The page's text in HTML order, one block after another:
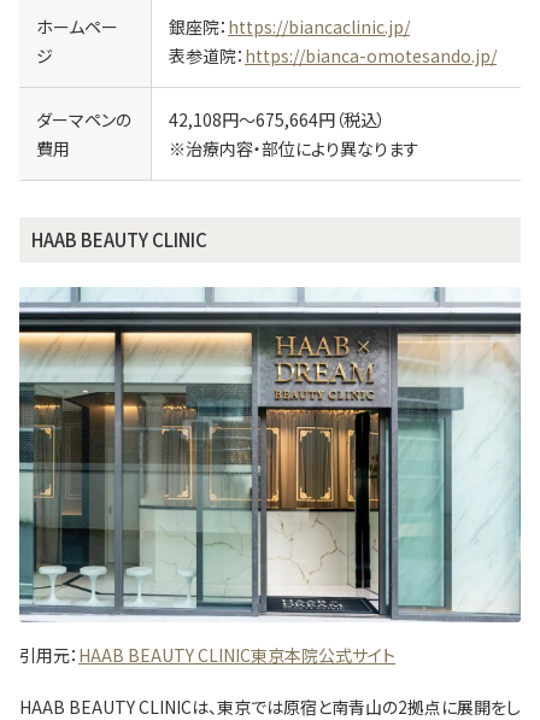
ホームペー
ジ
銀座院： https://biancaclinic.jp/
表参道院： https://bianca-omotesando.jp/
ダーマペンの
費用
42,108円～675,664円（税込）
※治療内容・部位により異なります
HAAB BEAUTY CLINIC
引用元： HAAB BEAUTY CLINIC東京本院公式サイト
HAAB BEAUTY CLINICは、東京では原宿と南青山の2拠点に展開をし